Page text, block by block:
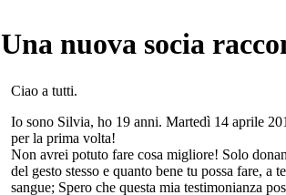
Una nuova socia
Ciao a tutti.
Io sono Silvia, ho 19 anni. Martedì 14 aprile
per la prima volta!
Non avrei potuto fare cosa migliore! Solo
del gesto stesso e quanto bene tu possa fare, a
sangue; Spero che questa mia testimonianza